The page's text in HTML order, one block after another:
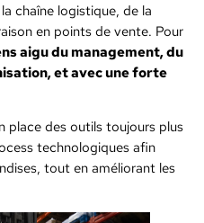
chaîne logistique, de la
en points de vente. Pour
aigu du management, du
et avec une forte
place des outils toujours plus
technologiques afin
tout en améliorant les